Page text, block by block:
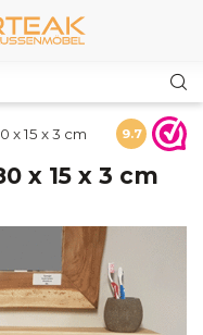
x 15 x 3 cm 9.7
x 15 x 3 cm